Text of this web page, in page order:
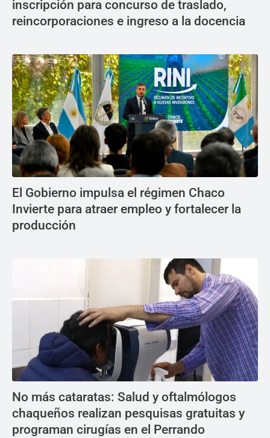
inscripción para concurso de traslado,
reincorporaciones e ingreso a la docencia
El Gobierno impulsa el régimen Chaco
Invierte para atraer empleo y fortalecer la
producción
No más cataratas: Salud y oftalmólogos
chaqueños realizan pesquisas gratuitas y
programan cirugías en el Perrando